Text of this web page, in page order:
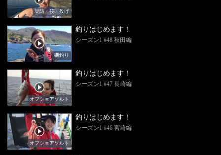
堤防・筏・投げ
磯釣り
釣りはじめます！
シーズン1 #48 秋田編
オフショアソルト
釣りはじめます！
シーズン1 #47 長崎編
オフショアソルト
釣りはじめます！
シーズン1 #46 宮崎編